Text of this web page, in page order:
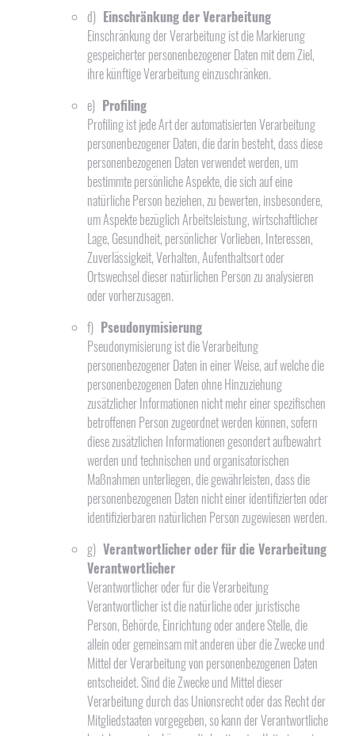
d) Einschränkung der Verarbeitung
Einschränkung der Verarbeitung ist die Markierung
gespeicherter personenbezogener Daten mit dem Ziel,
ihre künftige Verarbeitung einzuschränken.
e) Profiling
Profiling ist jede Art der automatisierten Verarbeitung
personenbezogener Daten, die darin besteht, dass diese
personenbezogenen Daten verwendet werden, um
bestimmte persönliche Aspekte, die sich auf eine
natürliche Person beziehen, zu bewerten, insbesondere,
um Aspekte bezüglich Arbeitsleistung, wirtschaftlicher
Lage, Gesundheit, persönlicher Vorlieben, Interessen,
Zuverlässigkeit, Verhalten, Aufenthaltsort oder
Ortswechsel dieser natürlichen Person zu analysieren
oder vorherzusagen.
f) Pseudonymisierung
Pseudonymisierung ist die Verarbeitung
personenbezogener Daten in einer Weise, auf welche die
personenbezogenen Daten ohne Hinzuziehung
zusätzlicher Informationen nicht mehr einer spezifischen
betroffenen Person zugeordnet werden können, sofern
diese zusätzlichen Informationen gesondert aufbewahrt
werden und technischen und organisatorischen
Maßnahmen unterliegen, die gewährleisten, dass die
personenbezogenen Daten nicht einer identifizierten oder
identifizierbaren natürlichen Person zugewiesen werden.
g) Verantwortlicher oder für die Verarbeitung
Verantwortlicher
Verantwortlicher oder für die Verarbeitung
Verantwortlicher ist die natürliche oder juristische
Person, Behörde, Einrichtung oder andere Stelle, die
allein oder gemeinsam mit anderen über die Zwecke und
Mittel der Verarbeitung von personenbezogenen Daten
entscheidet. Sind die Zwecke und Mittel dieser
Verarbeitung durch das Unionsrecht oder das Recht der
Mitgliedstaaten vorgegeben, so kann der Verantwortliche